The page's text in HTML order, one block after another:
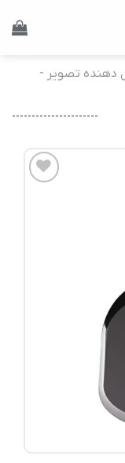
دهنده تصویر -
----------------------